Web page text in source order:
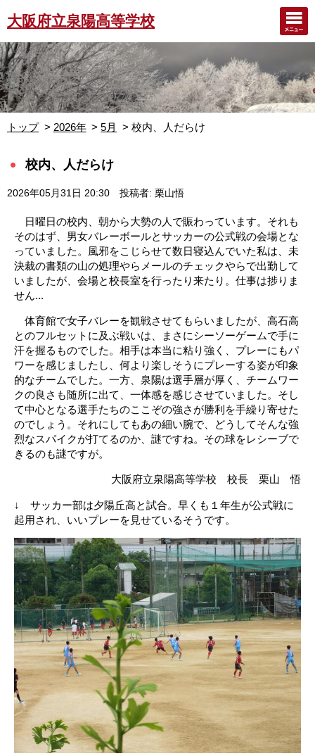
大阪府立泉陽高等学校
トップ 2026年 5月 校内、人だらけ
校内、人だらけ
2026年05月31日 20:30 投稿者: 栗山悟
日曜日の校内、朝から大勢の人で賑わっています。それも
そのはず、男女バレーボールとサッカーの公式戦の会場とな
っていました。風邪をこじらせて数日寝込んでいた私は、未
決裁の書類の山の処理やらメールのチェックやらで出勤して
いましたが、会場と校長室を行ったり来たり。仕事は捗りま
せん...
体育館で女子バレーを観戦させてもらいましたが、高石高
とのフルセットに及ぶ戦いは、まさにシーソーゲームで手に
汗を握るものでした。相手は本当に粘り強く、プレーにもパ
ワーを感じましたし、何より楽しそうにプレーする姿が印象
的なチームでした。一方、泉陽は選手層が厚く、チームワー
クの良さも随所に出て、一体感を感じさせていました。そし
て中心となる選手たちのここぞの強さが勝利を手繰り寄せた
のでしょう。それにしてもあの細い腕で、どうしてそんな強
烈なスパイクが打てるのか、謎ですね。その球をレシーブで
きるのも謎ですが。
大阪府立泉陽高等学校 校長 栗山 悟
↓ サッカー部は夕陽丘高と試合。早くも１年生が公式戦に
起用され、いいプレーを見せているそうです。